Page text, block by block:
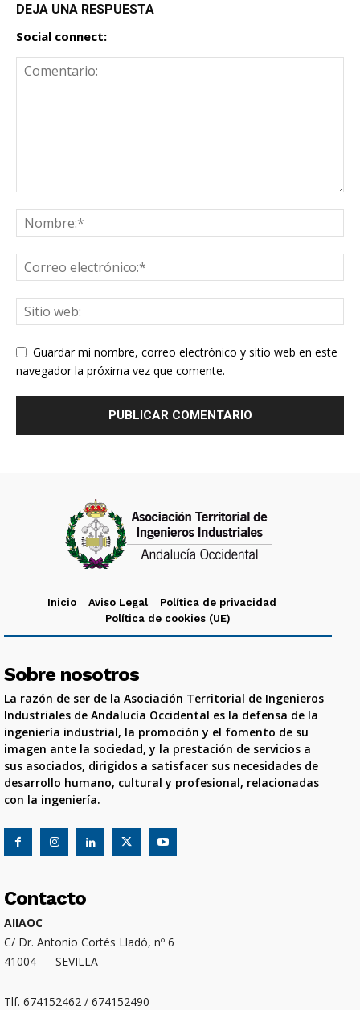
DEJA UNA RESPUESTA
Social connect:
Guardar mi nombre, correo electrónico y sitio web en este
navegador la próxima vez que comente.
Inicio Aviso Legal
Política de privacidad
Política de cookies (UE)
Sobre nosotros
La razón de ser de la Asociación Territorial de Ingenieros
Industriales de Andalucía Occidental es la defensa de la
ingeniería industrial, la promoción y el fomento de su
imagen ante la sociedad, y la prestación de servicios a
sus asociados, dirigidos a satisfacer sus necesidades de
desarrollo humano, cultural y profesional, relacionadas
con la ingeniería.
Contacto
AIIAOC
C/ Dr. Antonio Cortés Lladó, nº 6
41004 – SEVILLA
Tlf. 674152462 / 674152490